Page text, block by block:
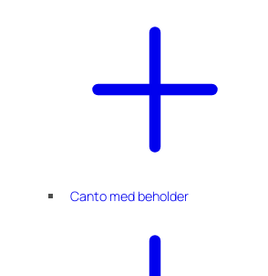
Canto med beholder